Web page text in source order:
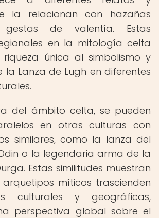
la relacionan con hazañas
de valentía. Estas
en la mitología celta
única al simbolismo y
la Lanza de Lugh en diferentes
del ámbito celta, se pueden
en otras culturas con
similares, como la lanza del
o la legendaria arma de la
Estas similitudes muestran
míticos trascienden
culturales y geográficas,
perspectiva global sobre el